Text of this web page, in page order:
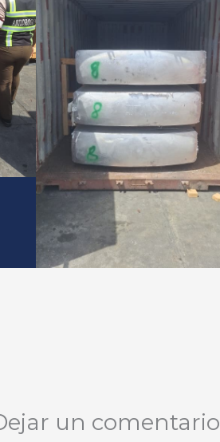
un comentario